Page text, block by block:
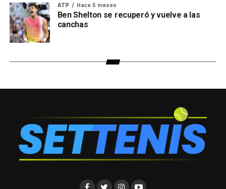
ATP Hace 5 meses
Ben Shelton se recuperó y vuelve a las
canchas